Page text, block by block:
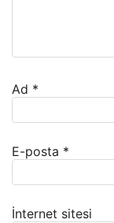
Ad *
E-posta *
İnternet sitesi